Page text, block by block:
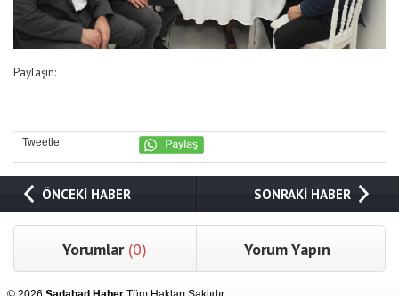
Paylaşın:
Tweetle
ÖNCEKİ HABER SONRAKİ HABER
Yorumlar (0) Yorum Yapın